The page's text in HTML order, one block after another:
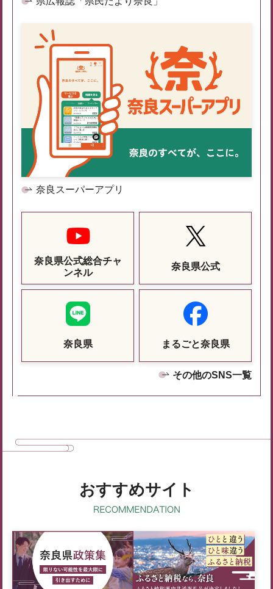
奈良スーパーアプリ
奈良県公式総合チャ
ンネル
奈良県公式
奈良県 まるごと奈良県
その他のSNS一覧
おすすめサイト